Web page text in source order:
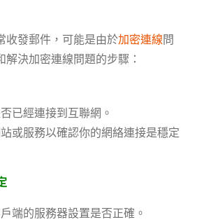
收發郵件，可能是由於加密連線問
決加密連線問題的步驟：
已經連接到互聯網。
或服務以確認你的網絡連接是穩定
端的服務器設置是否正確。